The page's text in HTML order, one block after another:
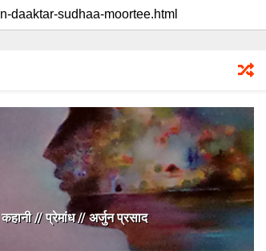
कहानी // प्रेमांध // अर्जुन प्रसाद